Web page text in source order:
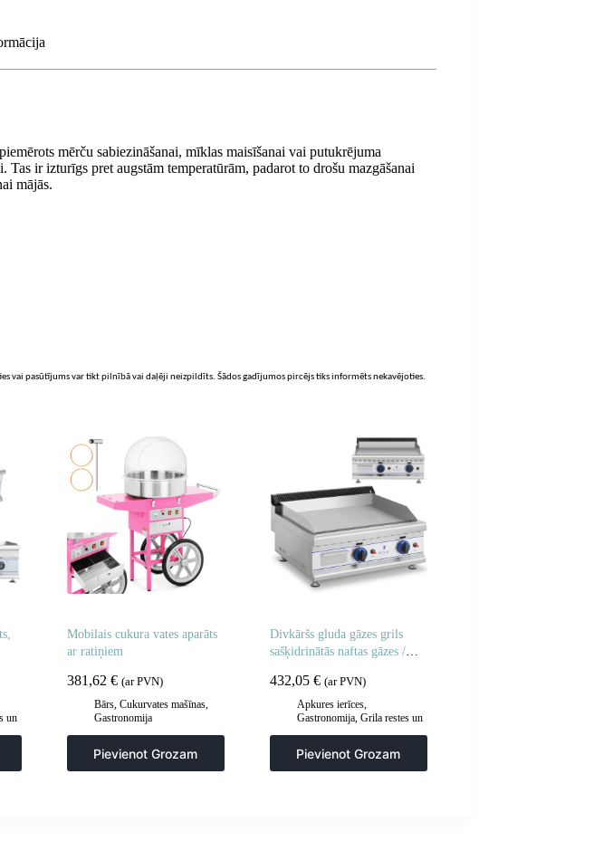
mērču sabiezināšanai, mīklas maisīšanai vai putukrējuma
ir izturīgs pret augstām temperatūrām, padarot to drošu mazgāšanai
mājās.
vai pasūtījums var tikt pilnībā vai daļēji neizpildīts. Šādos gadījumos pircējs tiks informēts nekavējoties.
un
Mobilais cukura vates aparāts
ar ratiņiem
381,62 € (ar PVN)
Bārs, Cukurvates mašīnas,
Gastronomija
Pievienot Grozam
Divkāršs gluda gāzes grils
sašķidrinātās naftas gāzes /
mbarā
432,05 € (ar PVN)
Apkures ierīces,
Gastronomija, Grila restes un
Pievienot Grozam